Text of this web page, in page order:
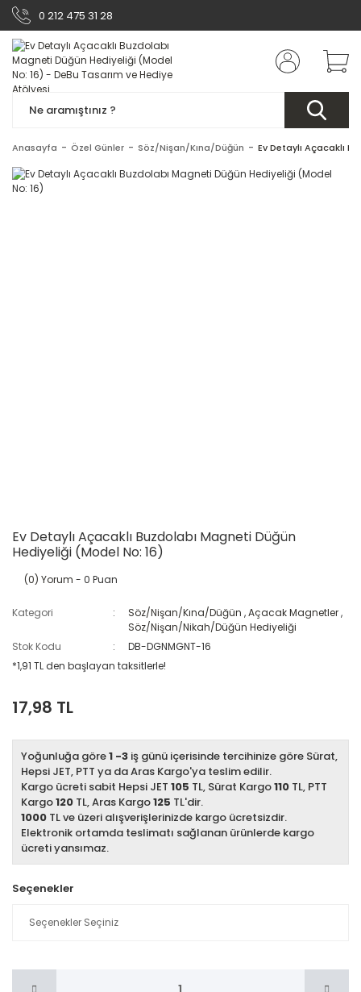
0 212 475 31 28
Anasayfa Özel Günler Söz/Nişan/Kına/Düğün Ev Detaylı Açacaklı
Ev Detaylı Açacaklı Buzdolabı Magneti Düğün
Hediyeliği (Model No: 16)
(0) Yorum - 0 Puan
Kategori Söz/Nişan/Kına/Düğün ,Açacak Magnetler,
Söz/Nişan/Nikah/Düğün Hediyeliği
Stok Kodu
DB-DGNMGNT-16
*1,91 TL den başlayan taksitlerle!
17,98 TL
Yoğunluğa göre1 -3 iş günü içerisinde tercihinize göre Sürat,
Hepsi JET, PTT ya da Aras Kargo'ya teslim edilir.
Kargo ücreti sabit Hepsi JET 105 TL, Sürat Kargo110 TL, PTT
Kargo120 TL, Aras Kargo125 TL'dir.
1000 TL ve üzeri alışverişlerinizde kargo ücretsizdir.
Elektronik ortamda teslimatı sağlanan ürünlerde kargo
ücreti yansımaz.
Seçenekler